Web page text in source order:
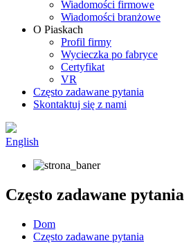
Wiadomości firmowe
Wiadomości branżowe
O Piaskach
Profil firmy
Wycieczka po fabryce
Certyfikat
VR
Często zadawane pytania
Skontaktuj się z nami
English
Często zadawane pytania
Dom
Często zadawane pytania